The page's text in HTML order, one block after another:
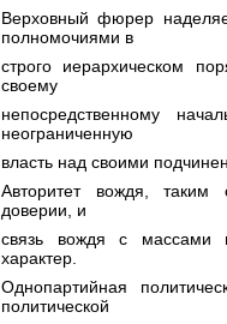
Верховный фюрер
полномочиями в
строго иерархическом
своему
непосредственному
неограниченную
власть над своими
Авторитет вождя,
доверии, и
связь вождя с массами
характер.
Однопартийная
политической